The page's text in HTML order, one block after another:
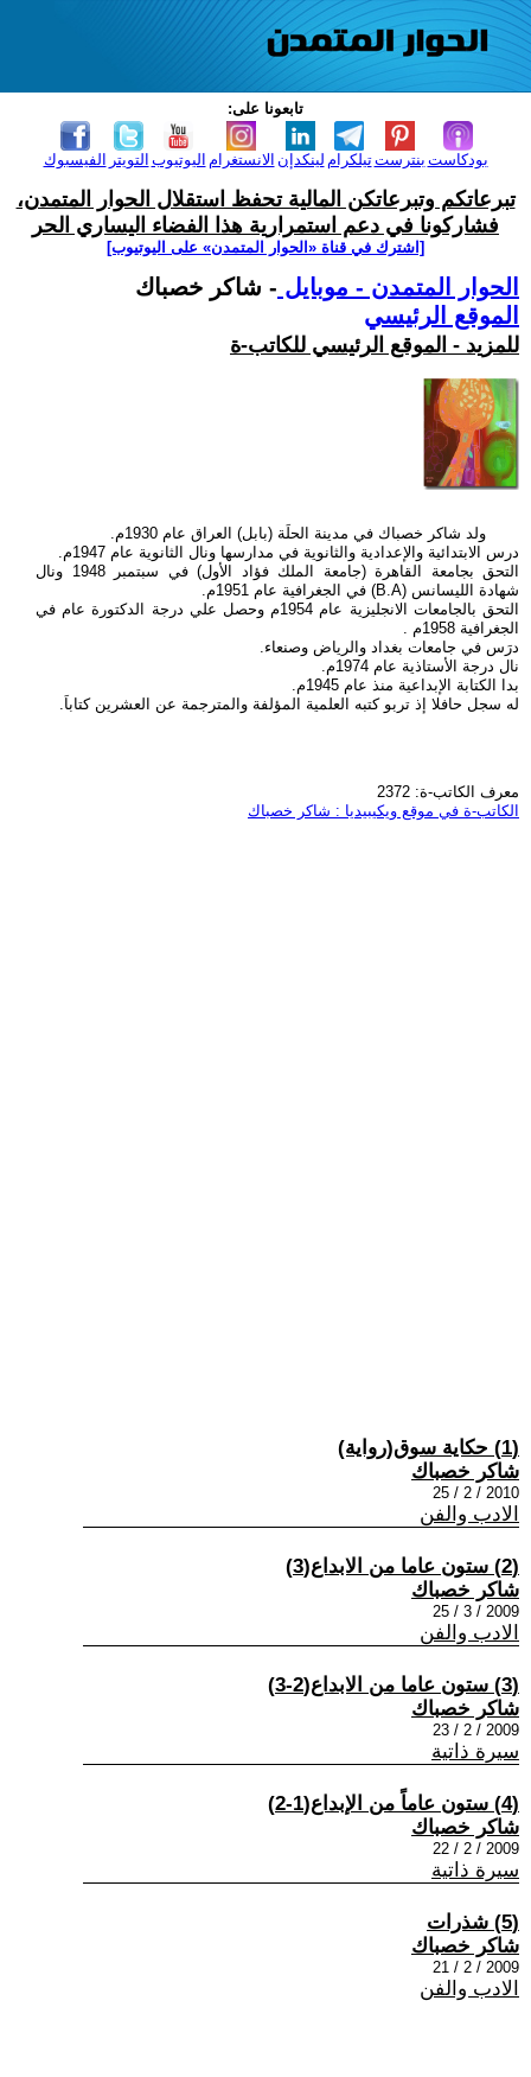
تابعونا على:
الفيسبوك التويتر اليوتيوب الانستغرام لينكدإن تيلكرامبنترست بودكاست
تبرعاتكم وتبرعاتكن المالية تحفظ استقلال الحوار المتمدن،
فشاركونا في دعم استمرارية هذا الفضاء اليساري الحر
[اشترك في قناة ‫«الحوار المتمدن» على اليوتيوب]
الحوار المتمدن - موبايل - شاكر خصباك
الموقع الرئيسي
للمزيد - الموقع الرئيسي للكاتب-ة
ولد شاكر خصباك في مدينة الحلَة (بابل) العراق عام 1930م.
درس الابتدائية والإعدادية والثانوية في مدارسها ونال الثانوية عام 1947م.
التحق بجامعة القاهرة (جامعة الملك فؤاد الأول) في سبتمبر 1948 ونال
شهادة الليسانس (B.A) في الجغرافية عام 1951م.
التحق بالجامعات الانجليزية عام 1954م وحصل علي درجة الدكتورة عام في
الجغرافية 1958م .
درَس في جامعات بغداد والرياض وصنعاء.
نال درجة الأستاذية عام 1974م.
بدا الكتابة الإبداعية منذ عام 1945م.
له سجل حافلا إذ تربو كتبه العلمية المؤلفة والمترجمة عن العشرين كتاباَ.
معرف الكاتب-ة: 2372
الكاتب-ة في موقع ويكيبيديا : شاكر خصباك
(1) حكاية سوق(رواية)
شاكر خصباك
2010 / 2 / 25
الادب والفن
(2) ستون عاما من الابداع(3)
شاكر خصباك
2009 / 3 / 25
الادب والفن
(3) ستون عاما من الابداع(2-3)
شاكر خصباك
2009 / 2 / 23
سيرة ذاتية
(4) ستون عاماً من الإبداع(1-2)
شاكر خصباك
2009 / 2 / 22
سيرة ذاتية
(5) شذرات
شاكر خصباك
2009 / 2 / 21
الادب والفن